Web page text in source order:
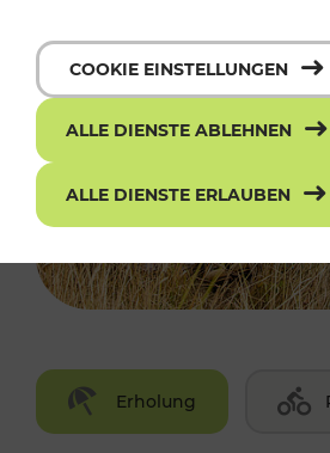
Erholung
COOKIE EINSTELLUNGEN
ALLE DIENSTE ABLEHNEN
ALLE DIENSTE ERLAUBEN